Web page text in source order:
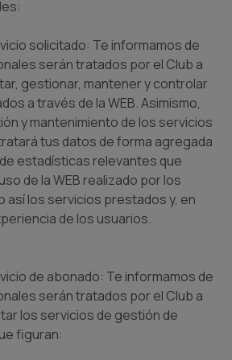
solicitado: Te informamos de
serán tratados por el Club a
gestionar, mantener y controlar
a través de la WEB. Asimismo,
y mantenimiento de los servicios
tus datos de forma agregada
estadísticas relevantes que
de la WEB realizado por los
así los servicios prestados y, en
de los usuarios.
de abonado: Te informamos de
serán tratados por el Club a
los servicios de gestión de
figuran: